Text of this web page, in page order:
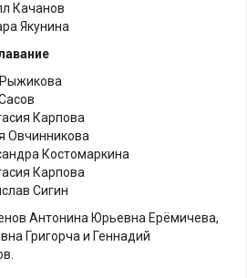
Качанов
Якунина
Карпова
Овчинникова
Костомаркина
Карпова
Сигин
Антонина Юрьевна Ерёмичева,
Григорча и Геннадий